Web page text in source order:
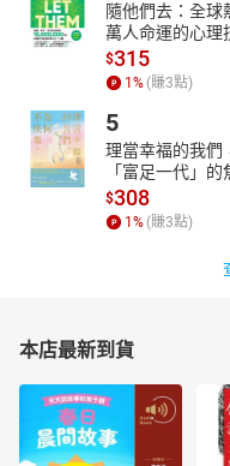
隨他們去：全
萬人命運的心理
書】
$315
1 % (賺3點)
5
理當幸福的我們
「富足一代」
$308
1 % (賺3點)
本店最新到貨